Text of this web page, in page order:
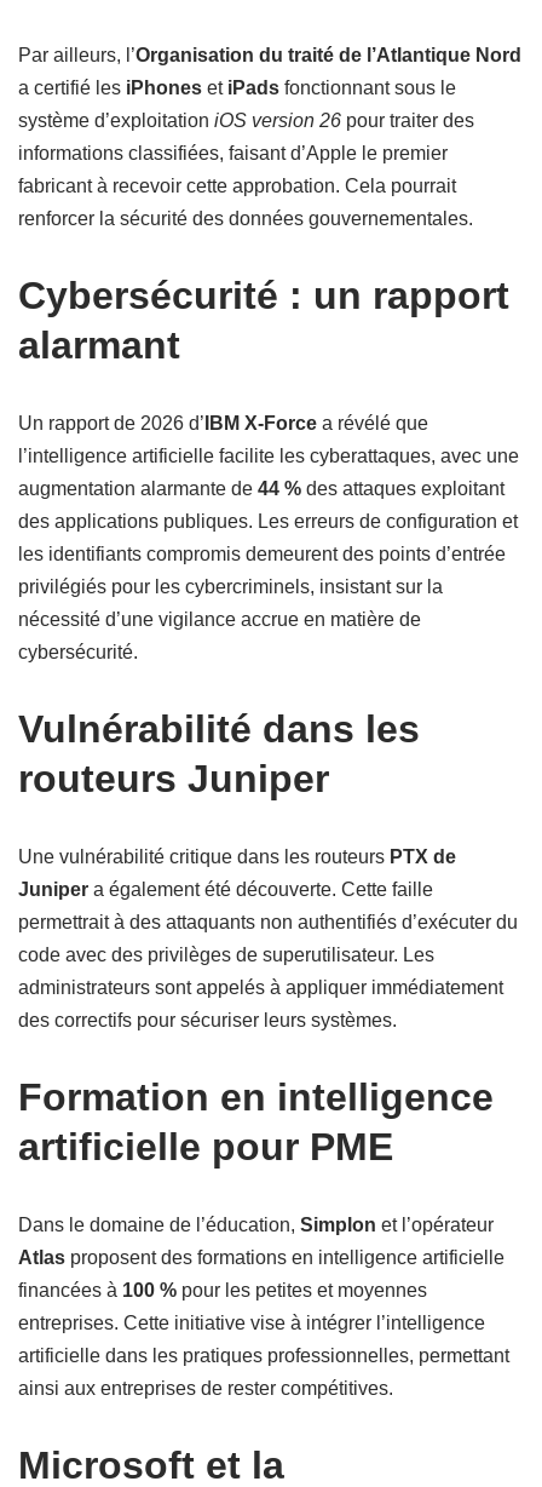
Par ailleurs, l’Organisation du traité de l’Atlantique Nord
a certifié les iPhones et iPads fonctionnant sous le
système d’exploitation iOS version 26 pour traiter des
informations classifiées, faisant d’Apple le premier
fabricant à recevoir cette approbation. Cela pourrait
renforcer la sécurité des données gouvernementales.
Cybersécurité : un rapport
alarmant
Un rapport de 2026 d’ IBM X-Force a révélé que
l’intelligence artificielle facilite les cyberattaques, avec une
augmentation alarmante de 44 % des attaques exploitant
des applications publiques. Les erreurs de configuration et
les identifiants compromis demeurent des points d’entrée
privilégiés pour les cybercriminels, insistant sur la
nécessité d’une vigilance accrue en matière de
cybersécurité.
Vulnérabilité dans les
routeurs Juniper
Une vulnérabilité critique dans les routeurs PTX de
Juniper a également été découverte. Cette faille
permettrait à des attaquants non authentifiés d’exécuter du
code avec des privilèges de superutilisateur. Les
administrateurs sont appelés à appliquer immédiatement
des correctifs pour sécuriser leurs systèmes.
Formation en intelligence
artificielle pour PME
Dans le domaine de l’éducation, Simplon et l’opérateur
Atlas proposent des formations en intelligence artificielle
financées à 100 % pour les petites et moyennes
entreprises. Cette initiative vise à intégrer l’intelligence
artificielle dans les pratiques professionnelles, permettant
ainsi aux entreprises de rester compétitives.
Microsoft et la